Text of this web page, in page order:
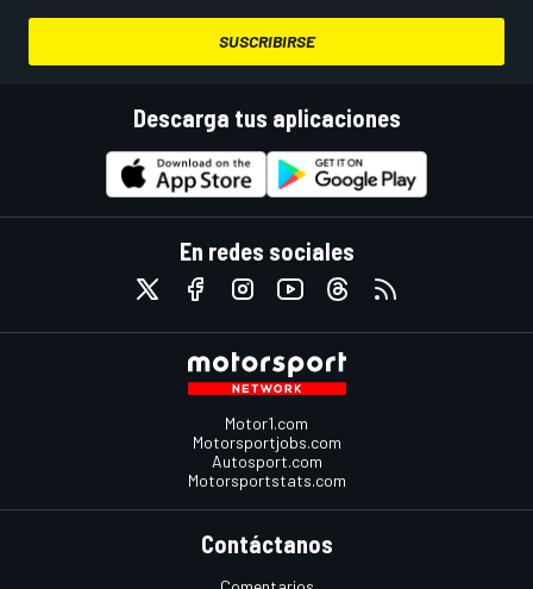
SUSCRIBIRSE
Descarga tus aplicaciones
En redes sociales
Motor1.com
Motorsportjobs.com
Autosport.com
Motorsportstats.com
Contáctanos